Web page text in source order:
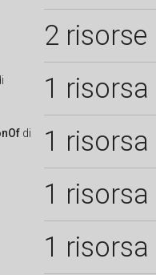
2 risorse
1 risorsa
di 1 risorsa
1 risorsa
1 risorsa